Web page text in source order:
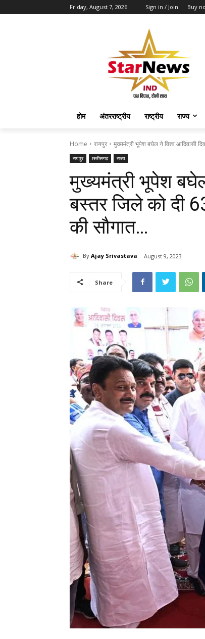
Friday, August 7, 2026 Sign in / Join Buy
होम अंतरराष्ट्रीय राष्ट्रीय राज्य
Home रायपुर मुख्यमंत्री भूपेश बघेल ने विश्व आदिवासी
रायपुर छत्तीसगढ़ राज्य
मुख्यमंत्री भूपेश
बस्तर जिले को दी
की सौगात…
By Ajay Srivastava August 9, 2023
Share